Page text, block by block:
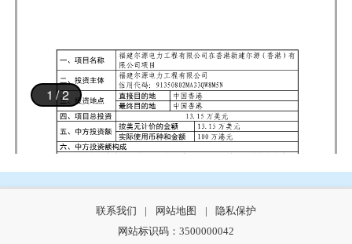
联系我们 | 网站地图 |
隐私保护
网站标识码：3500000042